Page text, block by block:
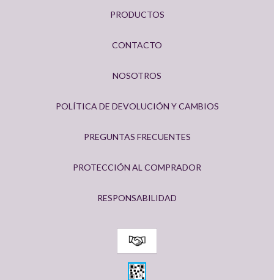
PRODUCTOS
CONTACTO
NOSOTROS
POLÍTICA DE DEVOLUCIÓN Y CAMBIOS
PREGUNTAS FRECUENTES
PROTECCIÓN AL COMPRADOR
RESPONSABILIDAD